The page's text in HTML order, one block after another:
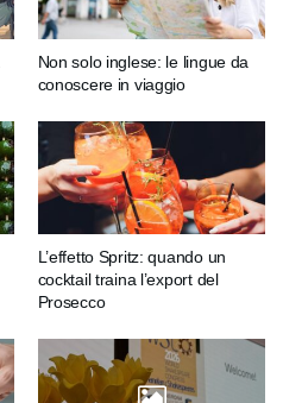
Non solo inglese: le lingue da
conoscere in viaggio
L’effetto Spritz: quando un
cocktail traina l’export del
Prosecco